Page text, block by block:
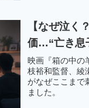
【なぜ泣く
価…“亡き息
映画『箱の中の
枝裕和監督、綾
がなぜここまで
ました。